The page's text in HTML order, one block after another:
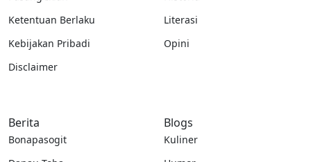
Ketentuan Berlaku
Kebijakan Pribadi
Disclaimer
Literasi
Opini
Berita
Bonapasogit
Blogs
Kuliner